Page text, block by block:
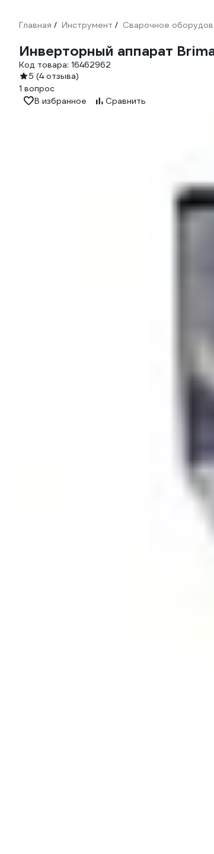
Главная / Инструмент / Сварочное
Инверторный аппарат
Код товара: 16462962
5 (4 отзыва)
1 вопрос
В избранное
Сравнить